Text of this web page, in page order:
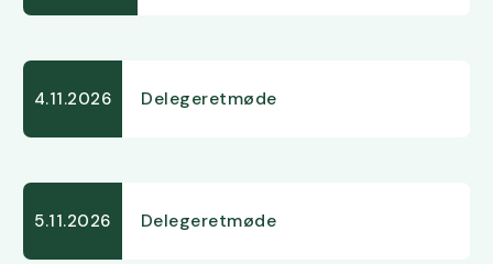
4.11.2026 Delegeretmøde
5.11.2026 Delegeretmøde